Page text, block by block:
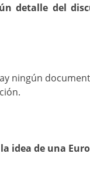
detalle del
ningún
idea de una